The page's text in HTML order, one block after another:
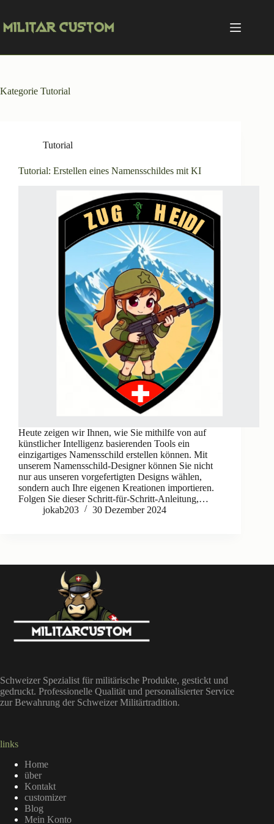
springen
Kategorie Tutorial
Tutorial
Tutorial: Erstellen eines Namensschildes mit KI
Heute zeigen wir Ihnen, wie Sie mithilfe von auf
künstlicher Intelligenz basierenden Tools ein
einzigartiges Namensschild erstellen können. Mit
unserem Namensschild-Designer können Sie nicht
nur aus unseren vorgefertigten Designs wählen,
sondern auch Ihre eigenen Kreationen importieren.
Folgen Sie dieser Schritt-für-Schritt-Anleitung,…
jokab203
30 Dezember 2024
Schweizer Spezialist für militärische Produkte, gestickt und
gedruckt. Professionelle Qualität und personalisierter Service
zur Bewahrung der Schweizer Militärtradition.
links
Home
über
Kontakt
customizer
Blog
Mein Konto